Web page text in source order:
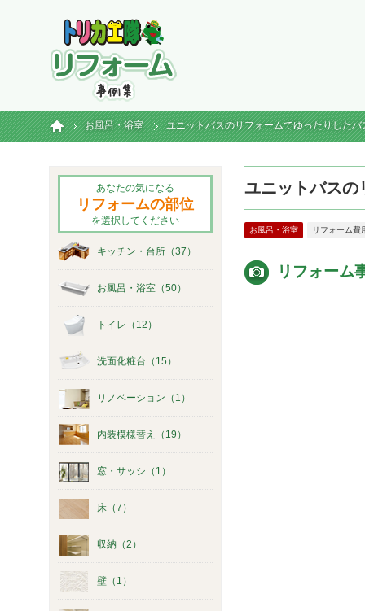
ホームお風呂・浴室 ユニットバスのリフォームでゆったりしたバ
ユニットバスの
お風呂・浴室 リフォーム費
リフォーム
あなたの気になる
リフォームの部位
を選択してください
キッチン・台所（37）
お風呂・浴室（50）
トイレ（12）
洗面化粧台（15）
リノベーション（1）
内装模様替え（19）
窓・サッシ（1）
床（7）
収納（2）
壁（1）